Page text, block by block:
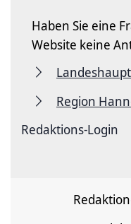
Haben Sie eine
Website keine
Region
Redaktions-Login